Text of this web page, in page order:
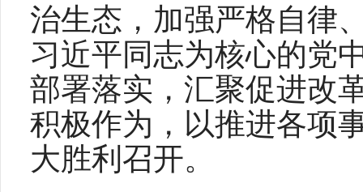
治生态，加强严格自律
习近平同志为核心的党
部署落实，汇聚促进改
积极作为，以推进各项
大胜利召开。